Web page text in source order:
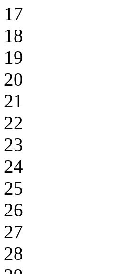
17
18
19
20
21
22
23
24
25
26
27
28